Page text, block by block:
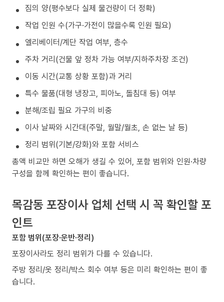
짐의 양(평수보다 실제 물건량이 더 정확)
작업 인원 수(가구·가전이 많을수록 인원 필요)
엘리베이터/계단 작업 여부, 층수
주차 거리(건물 앞 정차 가능 여부/지하주차장 조건)
이동 시간(교통 상황 포함)과 거리
특수 물품(대형 냉장고, 피아노, 돌침대 등) 여부
분해/조립 필요 가구의 비중
이사 날짜와 시간대(주말, 월말/월초, 손 없는 날 등)
정리 범위(기본/강화)와 포함 서비스
총액 비교만 하면 오해가 생길 수 있어, 포함 범위와 인원·차량
구성을 함께 확인하는 편이 좋습니다.
목감동 포장이사 업체 선택 시 꼭 확인할 포
인트
포함 범위(포장·운반·정리)
포장이사라도 정리 범위가 다를 수 있습니다.
주방 정리/옷 정리/박스 회수 여부 등은 미리 확인하는 편이 좋
습니다.